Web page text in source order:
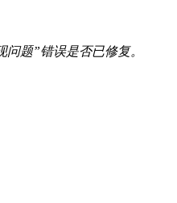
题”错误是否已修复。